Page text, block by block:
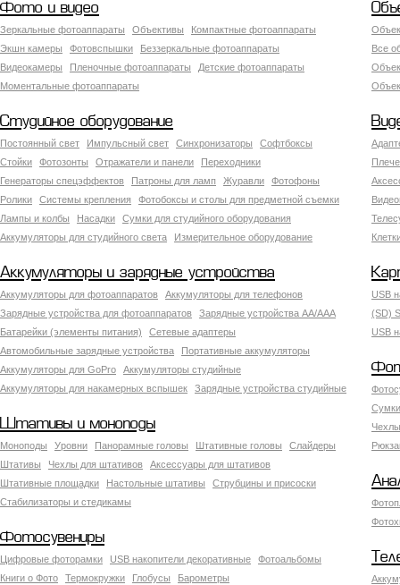
Фото и видео
Зеркальные фотоаппараты Объективы
Компактные фотоаппараты
Экшн камеры
Фотовспышки
Беззеркальные фотоаппараты
Видеокамеры
Пленочные фотоаппараты
Детские фотоаппараты
Моментальные фотоаппараты
Все
Студийное оборудование
Постоянный свет Импульсный свет Синхронизаторы
Софтбоксы
Стойки
Фотозонты Отражатели и панели
Переходники
Генераторы спецэффектов
Патроны для ламп Журавли
Фотофоны
Ролики
Системы крепления
Фотобоксы и столы для предметной съемки
Лампы и колбы
Насадки
Сумки для студийного оборудования
Аккумуляторы для студийного света
Измерительное оборудование
Аккумуляторы и зарядные устройства
Аккумуляторы для фотоаппаратов
Аккумуляторы для телефонов
Зарядные устройства для фотоаппаратов
Зарядные устройства AA/AAA
Батарейки (элементы питания)
Сетевые адаптеры
Автомобильные зарядные устройства
Портативные аккумуляторы
Аккумуляторы для GoPro
Аккумуляторы студийные
Аккумуляторы для накамерных вспышек
Зарядные устройства студийные
USB
(SD)
USB
Штативы и моноподы
Моноподы Уровни Панорамные головы Штативные головы
Слайдеры
Штативы
Чехлы для штативов
Аксессуары для штативов
Штативные площадки
Настольные штативы
Струбцины и присоски
Стабилизаторы и стедикамы
Фотосувениры
Цифровые фоторамки USB накопители декоративные
Фотоальбомы
Книги о Фото
Термокружки Глобусы Барометры